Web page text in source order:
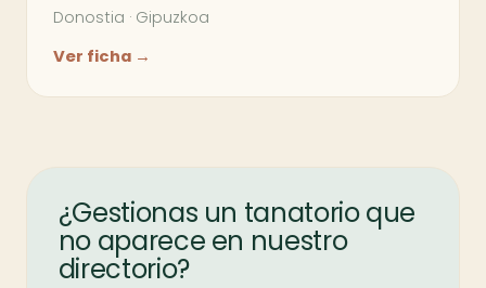
Donostia · Gipuzkoa
Ver ficha →
¿Gestionas un tanatorio que
no aparece en nuestro
directorio?